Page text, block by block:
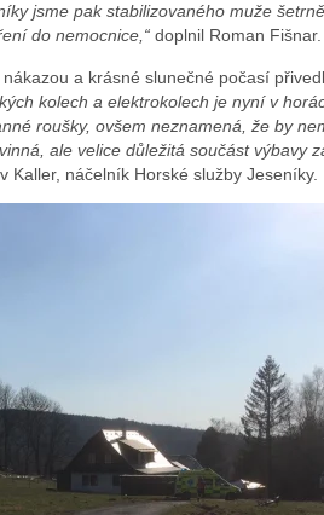
jsme pak stabilizovaného muže
do nemocnice,“ doplnil Roman Fišnar.
a krásné slunečné počasí
kolech a elektrokolech je nyní v
roušky, ovšem neznamená, že by
ale velice důležitá součást výbavy
Kaller, náčelník Horské služby Jeseníky.